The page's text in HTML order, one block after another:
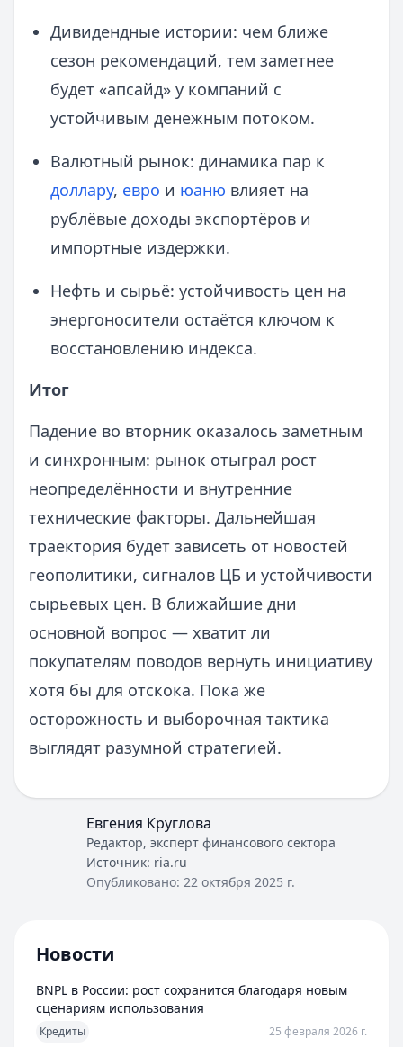
Дивидендные истории: чем ближе
сезон рекомендаций, тем заметнее
будет «апсайд» у компаний с
устойчивым денежным потоком.
Валютный рынок: динамика пар к
доллару, евро и юаню влияет на
рублёвые доходы экспортёров и
импортные издержки.
Нефть и сырьё: устойчивость цен на
энергоносители остаётся ключом к
восстановлению индекса.
Итог
Падение во вторник оказалось заметным
и синхронным: рынок отыграл рост
неопределённости и внутренние
технические факторы. Дальнейшая
траектория будет зависеть от новостей
геополитики, сигналов ЦБ и устойчивости
сырьевых цен. В ближайшие дни
основной вопрос — хватит ли
покупателям поводов вернуть инициативу
хотя бы для отскока. Пока же
осторожность и выборочная тактика
выглядят разумной стратегией.
Евгения Круглова
Редактор, эксперт финансового сектора
Источник: ria.ru
Опубликовано: 22 октября 2025 г.
Новости
BNPL в России: рост сохранится благодаря новым
сценариям использования
Кредиты 25 февраля 2026 г.